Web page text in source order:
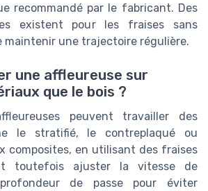
recommandé par le fabricant. Des
existent pour les fraises sans
maintenir une trajectoire régulière.
une affleureuse sur
que le bois ?
peuvent travailler des
le stratifié, le contreplaqué ou
composites, en utilisant des fraises
toutefois ajuster la vitesse de
de passe pour éviter